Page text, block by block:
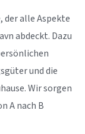
der alle Aspekte
abdeckt. Dazu
und die
Wir sorgen
A nach B